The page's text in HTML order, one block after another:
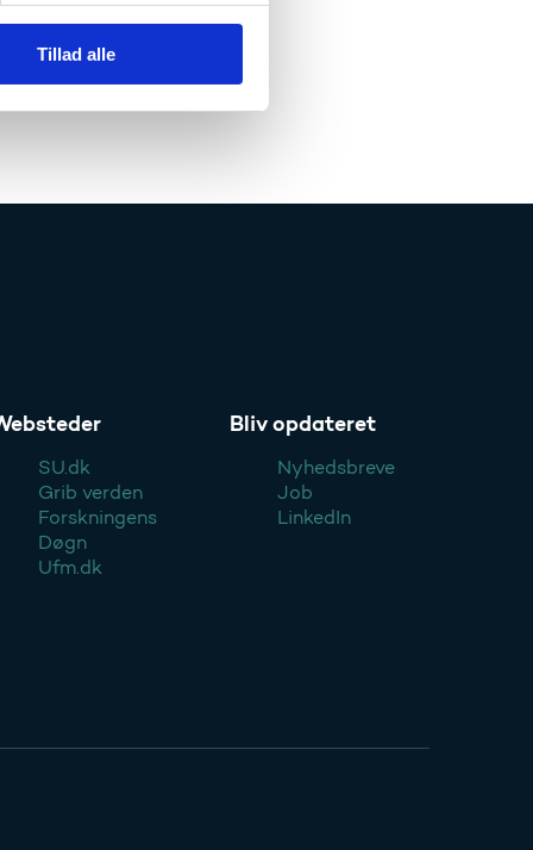
Tillad alle
SU.dk
Grib verden
Forskningens
Døgn
Ufm.dk
Bliv opdateret
Nyhedsbreve
Job
LinkedIn